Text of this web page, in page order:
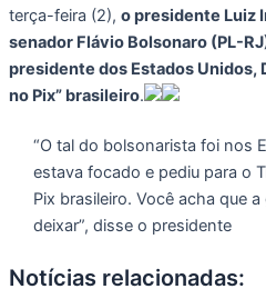
terça-feira (2), o presidente Luiz
senador Flávio Bolsonaro (PL-
presidente dos Estados Unidos,
no Pix” brasileiro.
“O tal do bolsonarista foi nos
estava focado e pediu para o
Pix brasileiro. Você acha que
deixar”, disse o presidente
Notícias relacionadas: